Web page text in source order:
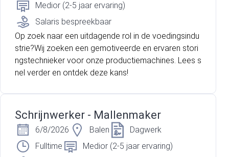
Medior (2-5 jaar ervaring)
Salaris bespreekbaar
Op zoek naar een uitdagende rol in de voedingsindu
strie?Wij zoeken een gemotiveerde en ervaren stori
ngstechnieker voor onze productiemachines. Lees s
nel verder en ontdek deze kans!
Schrijnwerker - Mallenmaker
6/8/2026 Balen
Dagwerk
Fulltime
Medior (2-5 jaar ervaring)